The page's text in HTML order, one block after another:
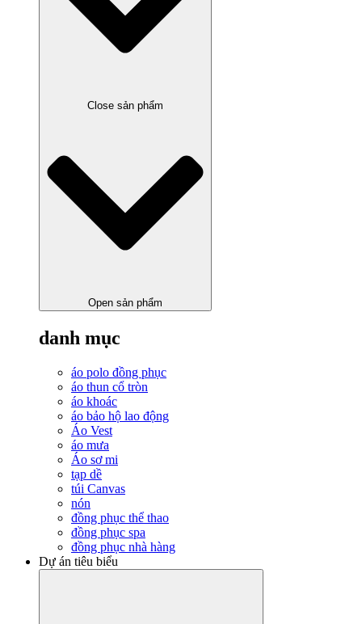
Close sản phẩm
Open sản phẩm
danh mục
áo polo đồng phục
áo thun cổ tròn
áo khoác
áo bảo hộ lao động
Áo Vest
áo mưa
Áo sơ mi
tạp dề
túi Canvas
nón
đồng phục thể thao
đồng phục spa
đồng phục nhà hàng
Dự án tiêu biểu